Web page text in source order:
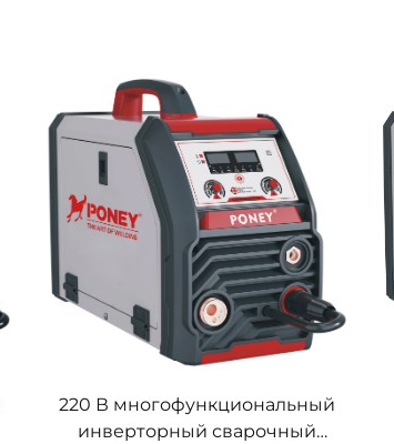
220 В многофункциональный
инверторный сварочный